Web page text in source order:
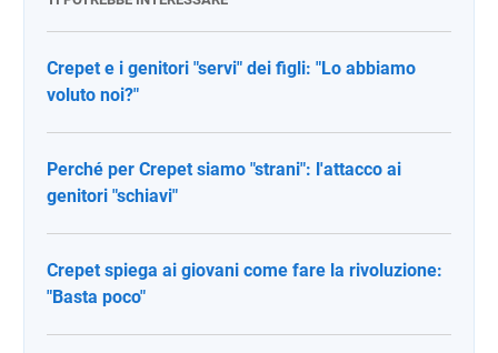
Crepet e i genitori "servi" dei figli: "Lo abbiamo
voluto noi?"
Perché per Crepet siamo "strani": l'attacco ai
genitori "schiavi"
Crepet spiega ai giovani come fare la rivoluzione:
"Basta poco"